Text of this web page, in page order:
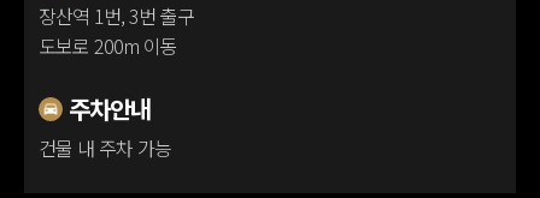
장산역 1번, 3번 출구
도보로 200m 이동
주차안내
건물 내 주차 가능